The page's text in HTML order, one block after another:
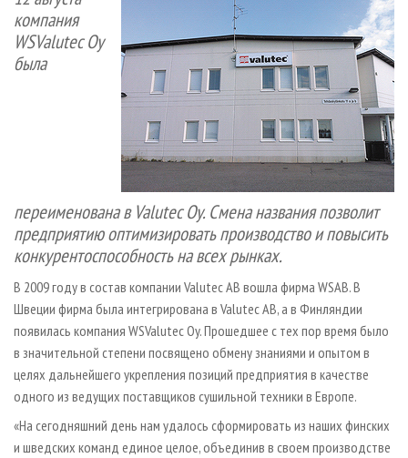
СУШКА ДРЕВЕСИНЫ
ПРОИЗВОДСТВО ДРЕВЕСНЫХ ПЛИТ
ДЕРЕВЯННОЕ ДОМОСТРОЕНИЕ
ПРОИЗВОДСТВО МЕБЕЛИ
БИОЭНЕРГЕТИКА
ИНСТРУМЕНТ И МАТЕРИАЛЫ
ПЕРСОНЫ
МОБИЛЬНЫЕ ВЫСТАВКИ
ОФИЦИАЛЬНЫЕ ДЕЛЕГАЦИИ
ПРИОРИТЕТНЫЕ ИНВЕСТПРОЕКТЫ
RUSSIAN FORESTRY REVIEW
ГАЗЕТА ЛЕСПРОМФОРУМ
БИБЛИОТЕКА СПЕЦИАЛИСТА
КОНТАКТЫ
РЕКЛАМА
РЕКЛАМА НА САЙТЕ
компания
WSValutec Oy
была
переименована в Valutec Oy. Смена названия позволит
предприятию оптимизировать производство и повысить
конкурентоспособность на всех рынках.
В 2009 году в состав компании Valutec AB вошла фирма WSAB. В
Швеции фирма была интегрирована в Valutec AB, а в Финляндии
появилась компания WSValutec Oy. Прошедшее с тех пор время было
в значительной степени посвящено обмену знаниями и опытом в
целях дальнейшего укрепления позиций предприятия в качестве
одного из ведущих поставщиков сушильной техники в Европе.
«На сегодняшний день нам удалось сформировать из наших финских
и шведских команд единое целое, объединив в своем производстве